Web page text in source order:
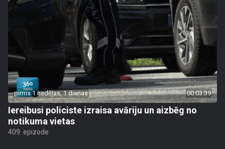
pirms 1 nedēļas, 1 dienas 00:03:39
Iereibusi policiste izraisa avāriju un aizbēg no
notikuma vietas
409. epizode